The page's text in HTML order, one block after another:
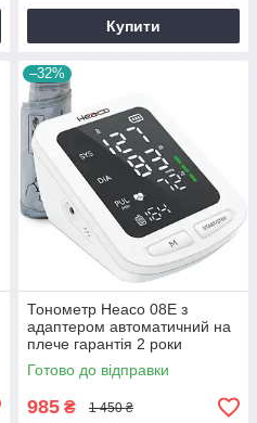
Купити
–32%
Тонометр Heaco 08E з
адаптером автоматичний на
плече гарантія 2 роки
Готово до відправки
985 ₴ 1 450 ₴